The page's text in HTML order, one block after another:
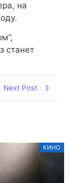
на
станет
Next Post
КИНО